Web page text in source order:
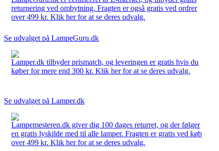
returnering ved ombytning. Fragten er også gratis ved ordrer
over 499 kr. Klik her for at se deres udvalg.
Se udvalget på LampeGuru.dk
Lamper.dk tilbyder prismatch, og leveringen er gratis hvis du
køber for mere end 300 kr. Klik her for at se deres udvalg.
Se udvalget på Lamper.dk
Lampemesteren.dk giver dig 100 dages returret, og der følger
en gratis lyskilde med til alle lamper. Fragten er gratis ved køb
over 499 kr. Klik her for at se deres udvalg.